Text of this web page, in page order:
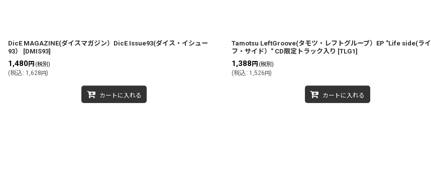
絞り込む
DicE MAGAZINE(ダイスマガジン）DicE Issue93(ダイス・イシュー
93）
[DMIS93]
1,480円 (税別)
(税込: 1,628円)
カートに入れる
Tamotsu LeftGroove(タモツ・レフトグルーブ）EP "Life side(ライ
フ・サイド）" CD限定トラック入り [TLG1]
1,388 円 (税別)
(税込: 1,526円)
カートに入れる